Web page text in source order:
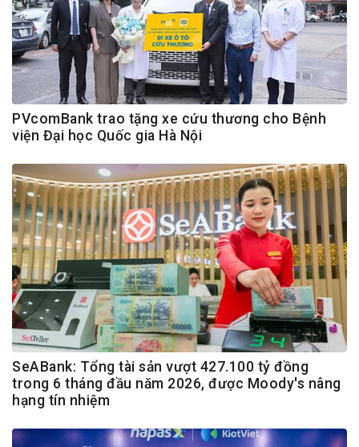
PVcomBank trao tặng xe cứu thương cho Bệnh
viện Đại học Quốc gia Hà Nội
SeABank: Tổng tài sản vượt 427.100 tỷ đồng
trong 6 tháng đầu năm 2026, được Moody's nâng
hạng tín nhiệm